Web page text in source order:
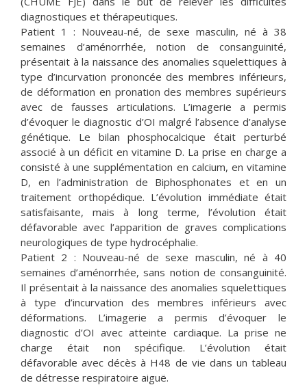
diagnostiques et thérapeutiques.
Patient 1 : Nouveau-né, de sexe masculin, né à 38
semaines d’aménorrhée, notion de consanguinité,
présentait à la naissance des anomalies squelettiques à
type d’incurvation prononcée des membres inférieurs,
de déformation en pronation des membres supérieurs
avec de fausses articulations. L’imagerie a permis
d’évoquer le diagnostic d’OI malgré l’absence d’analyse
génétique. Le bilan phosphocalcique était perturbé
associé à un déficit en vitamine D. La prise en charge a
consisté à une supplémentation en calcium, en vitamine
D, en l’administration de Biphosphonates et en un
traitement orthopédique. L’évolution immédiate était
satisfaisante, mais à long terme, l’évolution était
défavorable avec l’apparition de graves complications
neurologiques de type hydrocéphalie.
Patient 2 : Nouveau-né de sexe masculin, né à 40
semaines d’aménorrhée, sans notion de consanguinité.
Il présentait à la naissance des anomalies squelettiques
à type d’incurvation des membres inférieurs avec
déformations. L’imagerie a permis d’évoquer le
diagnostic d’OI avec atteinte cardiaque. La prise ne
charge était non spécifique. L’évolution était
défavorable avec décès à H48 de vie dans un tableau
de détresse respiratoire aiguë.